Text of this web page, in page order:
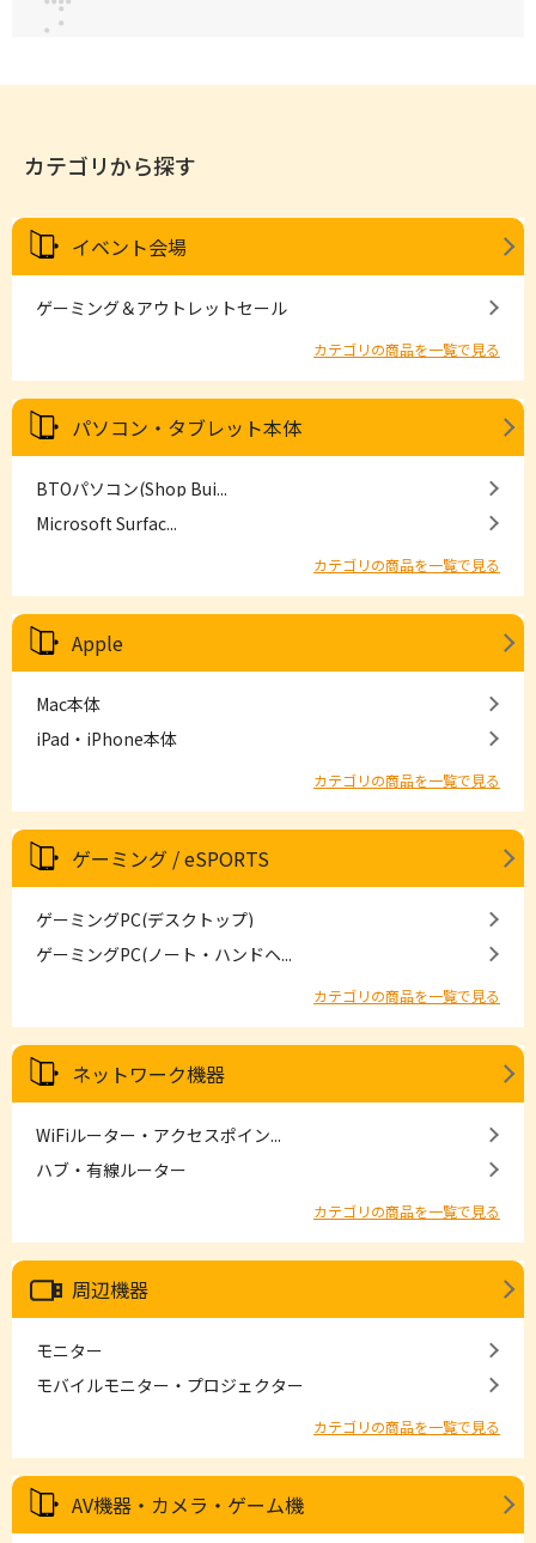
カテゴリから探す
イベント会場
ゲーミング＆アウトレットセール
カテゴリの商品を一覧で見る
パソコン・タブレット本体
BTOパソコン(Shop Bui...
Microsoft Surfac...
カテゴリの商品を一覧で見る
Apple
Mac本体
iPad・iPhone本体
カテゴリの商品を一覧で見る
ゲーミング / eSPORTS
ゲーミングPC(デスクトップ)
ゲーミングPC(ノート・ハンドヘ...
カテゴリの商品を一覧で見る
ネットワーク機器
WiFiルーター・アクセスポイン...
ハブ・有線ルーター
カテゴリの商品を一覧で見る
周辺機器
モニター
モバイルモニター・プロジェクター
カテゴリの商品を一覧で見る
AV機器・カメラ・ゲーム機